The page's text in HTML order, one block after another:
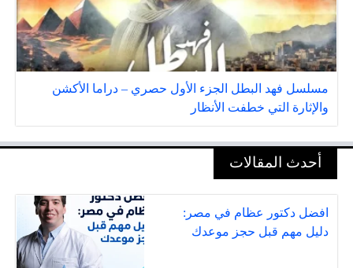
مسلسل فهد البطل الجزء الأول حصري – دراما الأكشن
والإثارة التي خطفت الأنظار
أحدث المقالات
افضل دكتور عظام في مصر:
دليل مهم قبل حجز موعدك